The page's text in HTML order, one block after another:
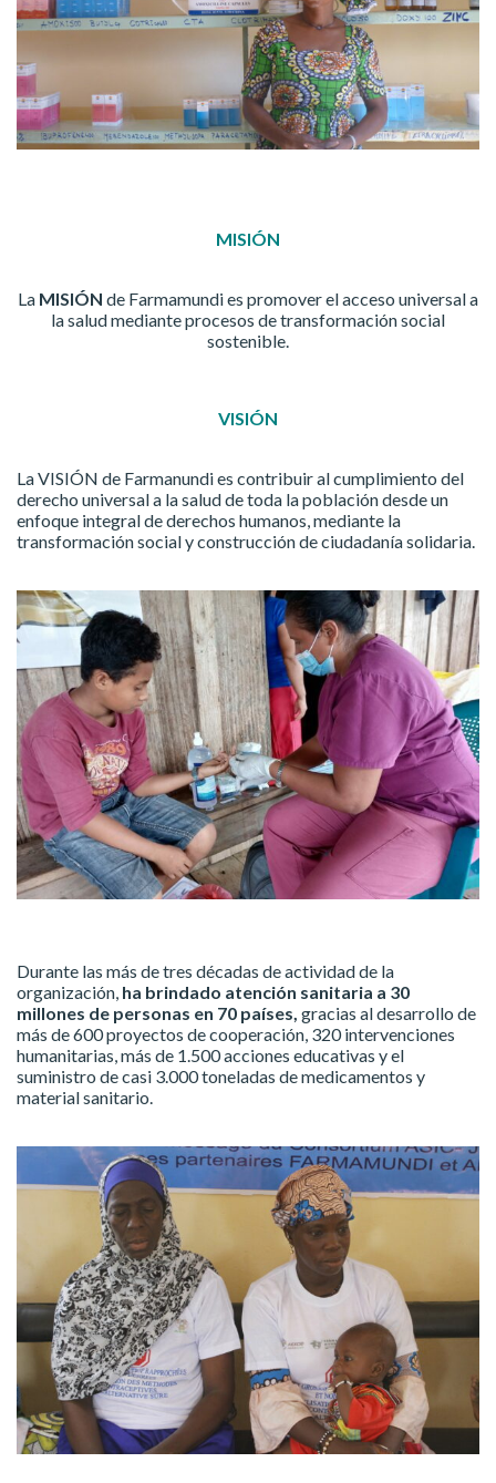
MISIÓN
La MISIÓN de Farmamundi es promover el acceso universal a
la salud mediante procesos de transformación social
sostenible.
VISIÓN
La VISIÓN de Farmanundi es contribuir al cumplimiento del
derecho universal a la salud de toda la población desde un
enfoque integral de derechos humanos, mediante la
transformación social y construcción de ciudadanía solidaria.
Durante las más de tres décadas de actividad de la
organización, ha brindado atención sanitaria a 30
millones de personas en 70 países, gracias al desarrollo de
más de 600 proyectos de cooperación, 320 intervenciones
humanitarias, más de 1.500 acciones educativas y el
suministro de casi 3.000 toneladas de medicamentos y
material sanitario.